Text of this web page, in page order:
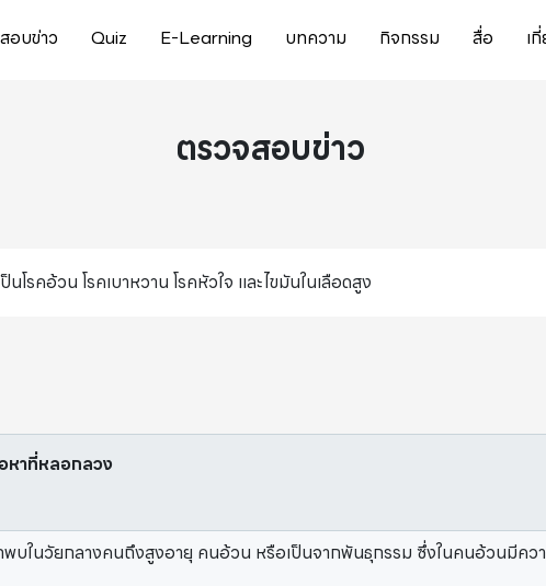
อบข่าว Quiz E-Learning บทความ กิจกรรม สื่อ เ
ตรวจสอบข่าว
รคอ้วน โรคเบาหวาน โรคหัวใจ และไขมันในเลือดสูง
หาที่หลอกลวง
ในวัยกลางคนถึงสูงอายุ คนอ้วน หรือเป็นจากพันธุกรรม ซึ่งในคนอ้วนมีควา